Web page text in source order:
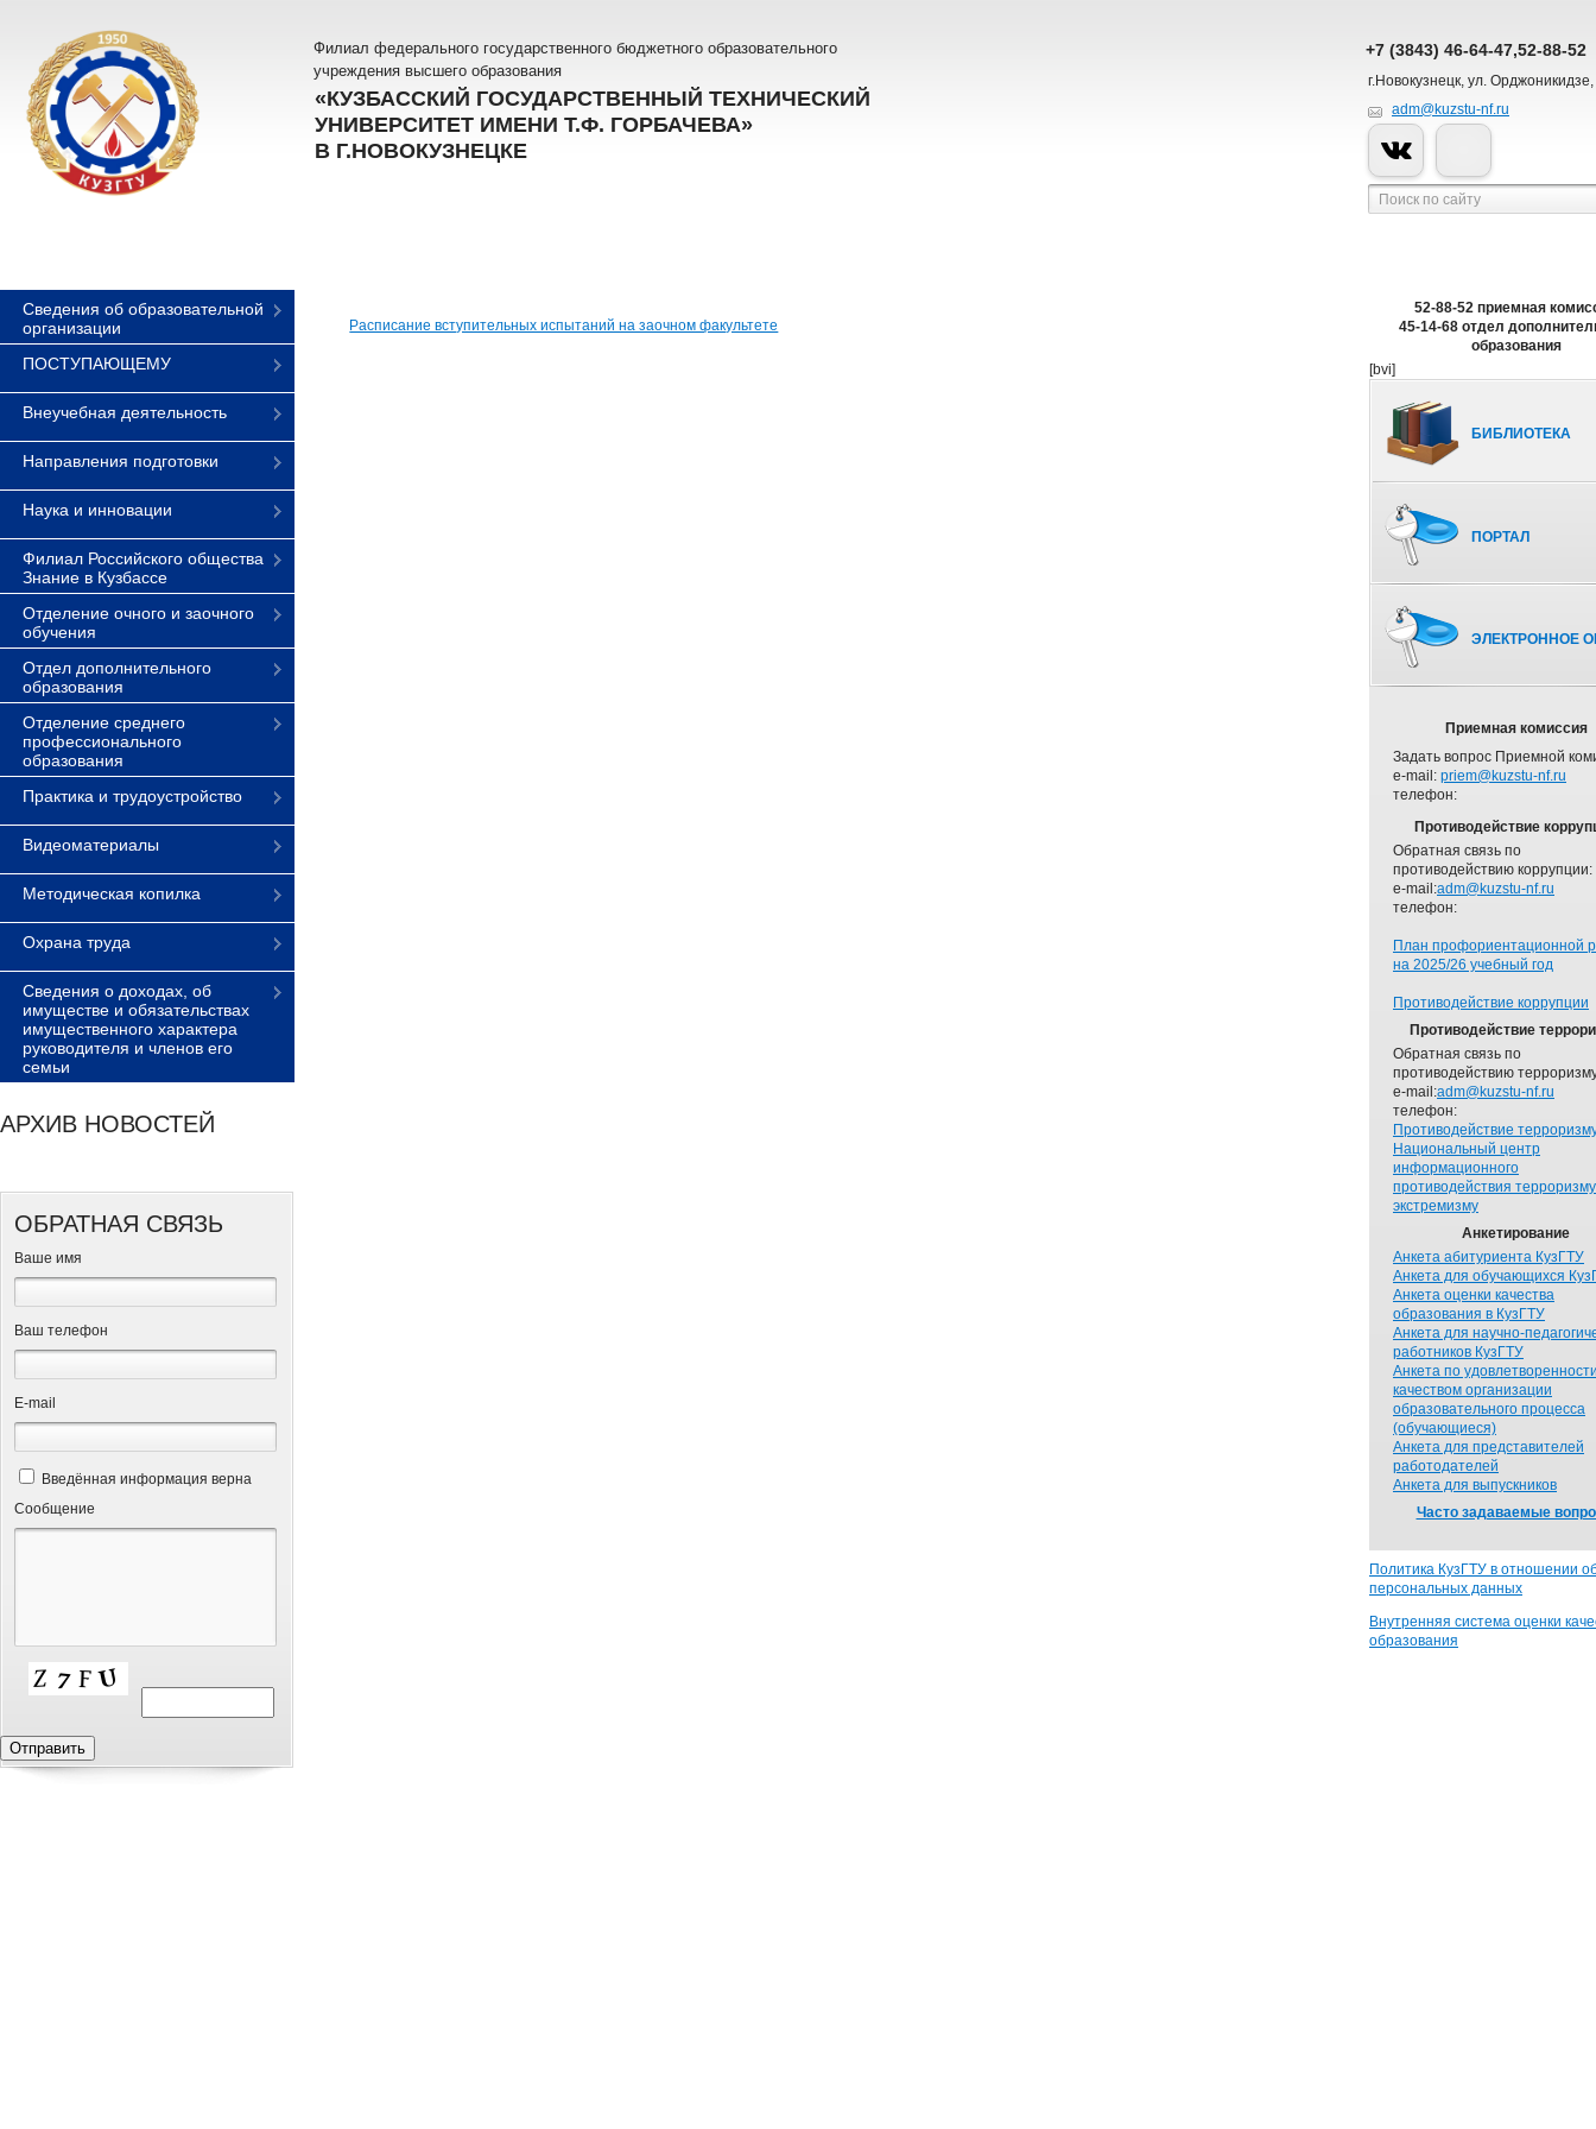
Филиал федерального государственного бюджетного образовательного
учреждения высшего образования
«КУЗБАССКИЙ ГОСУДАРСТВЕННЫЙ ТЕХНИЧЕСКИЙ
УНИВЕРСИТЕТ ИМЕНИ Т.Ф. ГОРБАЧЕВА»
В Г.НОВОКУЗНЕЦКЕ
+7 (3843) 46-64-47,52-88-52
г.Новокузнецк, ул.
adm@kuzstu-nf.ru
Сведения об образовательной
организации
ПОСТУПАЮЩЕМУ
Внеучебная деятельность
Направления подготовки
Наука и инновации
Филиал Российского общества
Знание в Кузбассе
Отделение очного и заочного
обучения
Отдел дополнительного
образования
Отделение среднего
профессионального
образования
Практика и трудоустройство
Видеоматериалы
Методическая копилка
Охрана труда
Сведения о доходах, об
имуществе и обязательствах
имущественного характера
руководителя и членов его
семьи
АРХИВ НОВОСТЕЙ
ОБРАТНАЯ СВЯЗЬ
Ваше имя
Ваш телефон
Е-mail
Введённая информация верна
Сообщение
Расписание вступительных испытаний на заочном факультете
52-88-52 приемная
45-14-68 отдел
образования
[bvi]
БИБЛИОТЕКА
ПОРТАЛ
ЭЛЕКТРОННОЕ
Приемная комиссия
Задать вопрос Приемной
e-mail: priem@kuzstu-nf.ru
телефон:
Противодействие
Обратная связь по
противодействию коррупции:
e-mail:adm@kuzstu-nf.ru
телефон:
План профориентационной
на 2025/26 учебный год
Противодействие коррупции
Противодействие
Обратная связь по
противодействию
e-mail:adm@kuzstu-nf.ru
телефон:
Противодействие
Национальный центр
информационного
противодействия
экстремизму
Анкетирование
Анкета абитуриента КузГТУ
Анкета для обучающихся
Анкета оценки качества
образования в КузГТУ
Анкета для научно-
работников КузГТУ
Анкета по
качеством организации
образовательного процесса
(обучающиеся)
Анкета для представителей
работодателей
Анкета для выпускников
Часто задаваемые
Политика КузГТУ в отношении
персональных данных
Внутренняя система оценки
образования